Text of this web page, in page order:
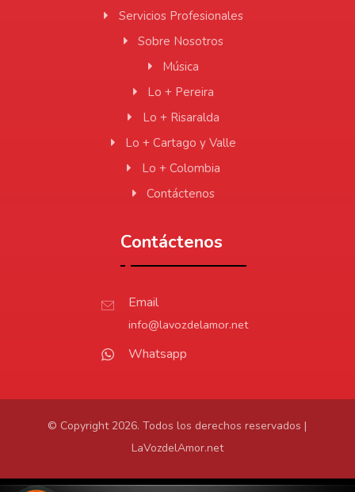
Servicios Profesionales
Sobre Nosotros
Música
Lo + Pereira
Lo + Risaralda
Lo + Cartago y Valle
Lo + Colombia
Contáctenos
Contáctenos
Email
info@lavozdelamor.net
Whatsapp
© Copyright 2026. Todos los derechos reservados |
LaVozdelAmor.net
Protección de Datos